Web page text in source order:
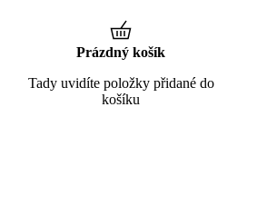
Prázdný košík
Tady uvidíte položky přidané do
košíku